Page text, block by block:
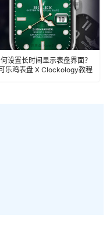
设置长时间显示表盘界面？
乐鸡表盘 X Clockology教程